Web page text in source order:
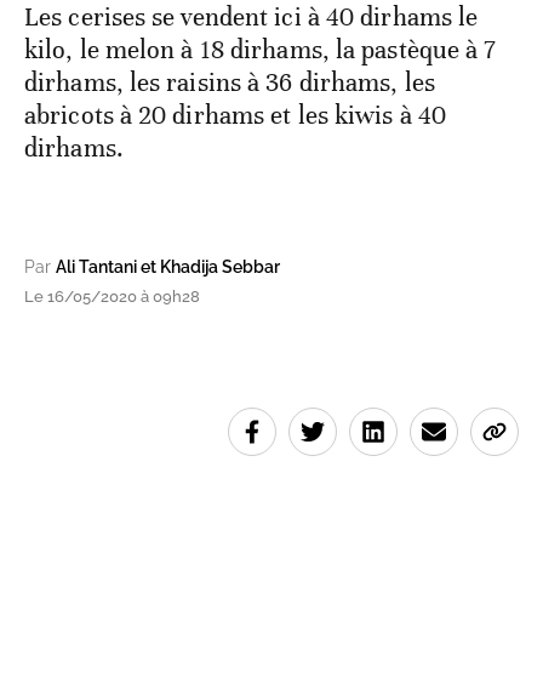
Les cerises se vendent ici à 40 dirhams le
kilo, le melon à 18 dirhams, la pastèque à 7
dirhams, les raisins à 36 dirhams, les
abricots à 20 dirhams et les kiwis à 40
dirhams.
Par Ali Tantani et Khadija Sebbar
Le 16/05/2020 à 09h28